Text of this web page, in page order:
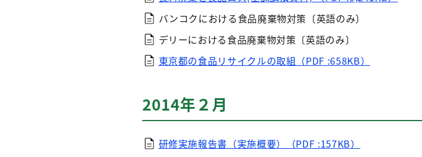
バンコクにおける食品廃棄物対策〔英語のみ〕
デリーにおける食品廃棄物対策〔英語のみ〕
東京都の食品リサイクルの取組（PDF :658KB）
2014年２月
研修実施報告書（実施概要）（PDF :157KB）